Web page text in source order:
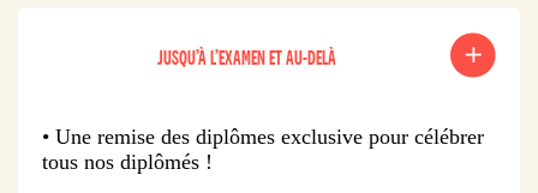
JUSQU’À L’EXAMEN ET AU-DELÀ
• Une remise des diplômes exclusive pour célébrer
tous nos diplômés !